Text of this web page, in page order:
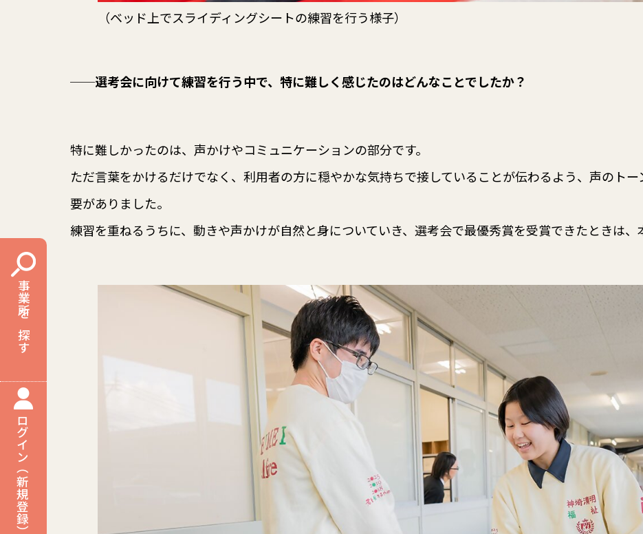
事業所を探す
ログイン（新規登録）
（ベッド上でスライディングシートの練習を行う様子）
──選考会に向けて練習を行う中で、特に難しく感じたのはどんなことでしたか？
特に難しかったのは、声かけやコミュニケーションの部分です。
ただ言葉をかけるだけでなく、利用者の方に穏やかな気持ちで接していることが伝わるよう、声のト
要がありました。
練習を重ねるうちに、動きや声かけが自然と身についていき、選考会で最優秀賞を受賞できたときは、